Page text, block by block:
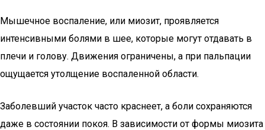
Мышечное воспаление, или миозит, проявляется
интенсивными болями в шее, которые могут отдавать в
плечи и голову. Движения ограничены, а при пальпации
ощущается утолщение воспаленной области.
Заболевший участок часто краснеет, а боли сохраняются
даже в состоянии покоя. В зависимости от формы миозита